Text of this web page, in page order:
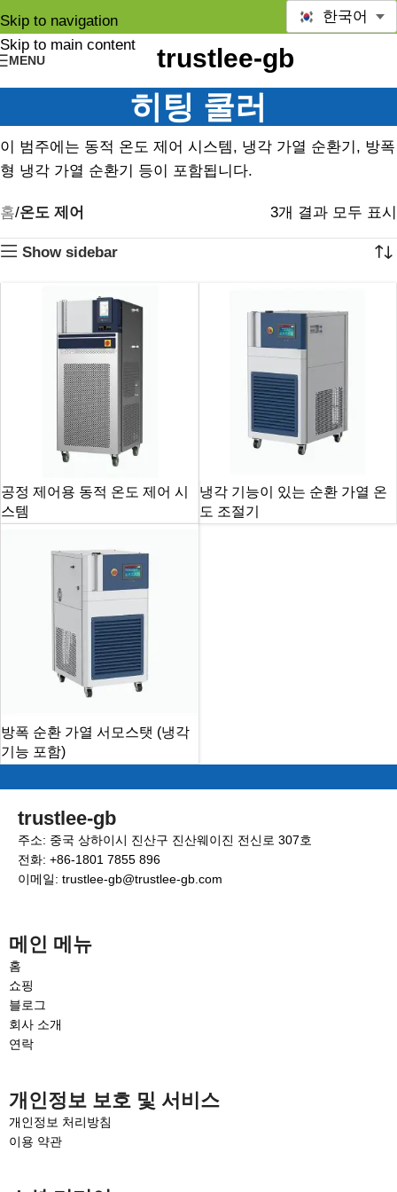
Skip to navigation
Skip to main content
MENU
한국어
히팅 쿨러
이 범주에는 동적 온도 제어 시스템, 냉각 가열 순환기, 방폭
형 냉각 가열 순환기 등이 포함됩니다.
홈 온도 제어 3개 결과 모두 표시
Show sidebar
공정 제어용 동적 온도 제어 시
스템
냉각 기능이 있는 순환 가열 온
도 조절기
방폭 순환 가열 서모스탯 (냉각
기능 포함)
trustlee-gb
주소: 중국 상하이시 진산구 진산웨이진 전신로 307호
전화: +86-1801 7855 896
이메일: trustlee-gb@trustlee-gb.com
메인 메뉴
홈
쇼핑
블로그
회사 소개
연락
개인정보 보호 및 서비스
개인정보 처리방침
이용 약관